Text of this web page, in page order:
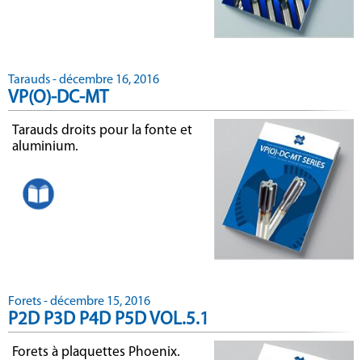
Tarauds - décembre 16, 2016
VP(O)-DC-MT
Tarauds droits pour la fonte et
aluminium.
Forets - décembre 15, 2016
P2D P3D P4D P5D VOL.5.1
Forets à plaquettes Phoenix.